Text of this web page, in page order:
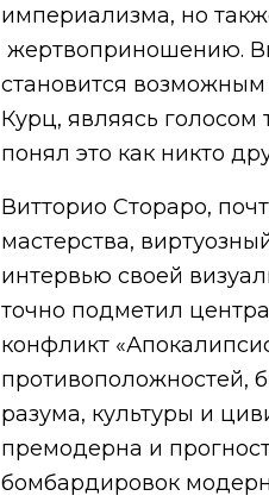
империализма, но
жертвоприношению.
становится
Курц, являясь голосом
понял это как никто
Витторио Стораро,
мастерства,
интервью своей
точно подметил
конфликт
противоположностей,
разума, культуры и
премодерна и
бомбардировок